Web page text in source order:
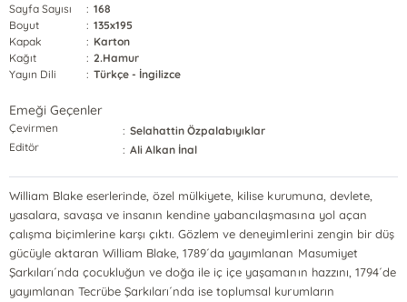
Sayfa Sayısı
: 168
Boyut
: 135x195
Kapak
: Karton
Kağıt
: 2.Hamur
Yayın Dili
: Türkçe - İngilizce
Emeği Geçenler
Çevirmen : Selahattin Özpalabıyıklar
Editör
: Ali Alkan İnal
William Blake eserlerinde, özel mülkiyete, kilise kurumuna, devlete,
yasalara, savaşa ve insanın kendine yabancılaşmasına yol açan
çalışma biçimlerine karşı çıktı. Gözlem ve deneyimlerini zengin bir düş
gücüyle aktaran William Blake, 1789´da yayımlanan Masumiyet
Şarkıları´nda çocukluğun ve doğa ile iç içe yaşamanın hazzını, 1794´de
yayımlanan Tecrübe Şarkıları´nda ise toplumsal kurumların